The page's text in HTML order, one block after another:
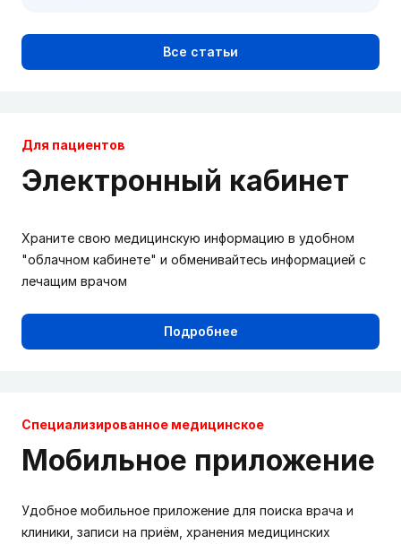
Все статьи
Для пациентов
Электронный кабинет
Храните свою медицинскую информацию в удобном
"облачном кабинете" и обменивайтесь информацией с
лечащим врачом
Подробнее
Cпециализированное медицинское
Мобильное приложение
Удобное мобильное приложение для поиска врача и
клиники, записи на приём, хранения медицинских